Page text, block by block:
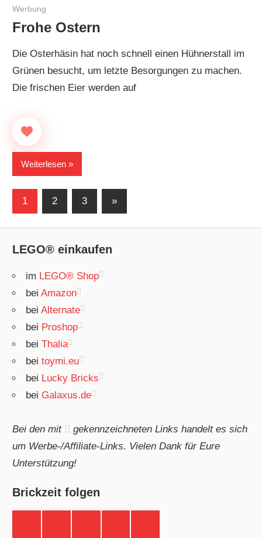
Werbung
Frohe Ostern
Die Osterhäsin hat noch schnell einen Hühnerstall im
Grünen besucht, um letzte Besorgungen zu machen.
Die frischen Eier werden auf
Weiterlesen
Seitennummerierung
Beiträge
1 2 3
Nächste
»
LEGO® einkaufen
im LEGO® Shop
beiAmazon
beiAlternate
bei Proshop
beiThalia
beitoymi.eu
bei Lucky Bricks
bei Galaxus.de
Bei den mit
gekennzeichneten Links handelt es sich
um Werbe-/Affiliate-Links. Vielen Dank für Eure
Unterstützung!
Brickzeit folgen